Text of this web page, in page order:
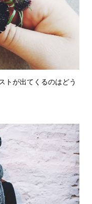
トが出てくるのはどう